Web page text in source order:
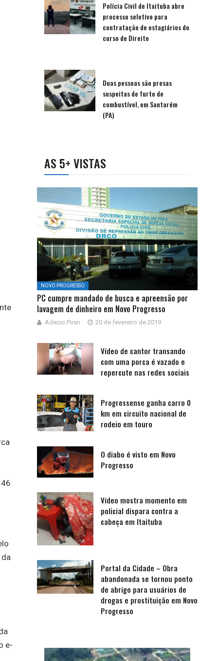
e-
Polícia Civil de Itaituba abre
processo seletivo para
contratação de estagiários do
curso de Direito
Duas pessoas são presas
suspeitas de furto de
combustível, em Santarém
(PA)
AS 5+ VISTAS
NOVO PROGRESSO
PC cumpre mandado de busca e apreensão por
lavagem de dinheiro em Novo Progresso
Adecio Piran 20 de fevereiro de 2019
Vídeo de cantor transando
com uma porca é vazado e
repercute nas redes sociais
Progressense ganha carro 0
km em circuito nacional de
rodeio em touro
O diabo é visto em Novo
Progresso
Vídeo mostra momento em
policial dispara contra a
cabeça em Itaituba
Portal da Cidade – Obra
abandonada se tornou ponto
de abrigo para usuários de
drogas e prostituição em Novo
Progresso